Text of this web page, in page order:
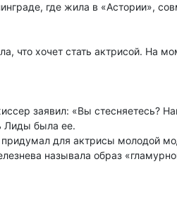
где жила в «Астории»,
что хочет стать актрисой. На
заявил: «Вы стесняетесь?
Лиды была ее.
для актрисы молодой
называла образ